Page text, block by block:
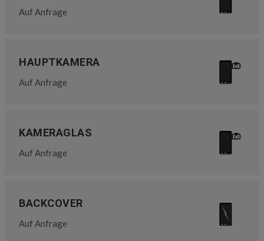
Auf Anfrage
HAUPTKAMERA
Auf Anfrage
KAMERAGLAS
Auf Anfrage
BACKCOVER
Auf Anfrage